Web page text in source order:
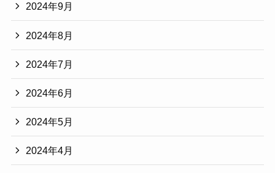
2024年9月
2024年8月
2024年7月
2024年6月
2024年5月
2024年4月